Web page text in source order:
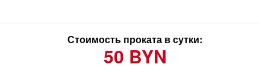
Стоимость проката в сутки:
50 BYN